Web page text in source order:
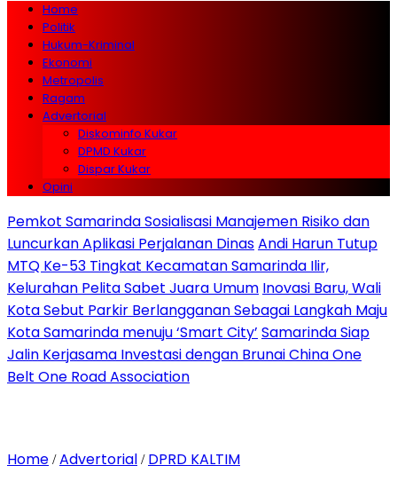
Home
Politik
Hukum-Kriminal
Ekonomi
Metropolis
Ragam
Advertorial
Diskominfo Kukar
DPMD Kukar
Dispar Kukar
Opini
Pemkot Samarinda Sosialisasi Manajemen Risiko dan
Luncurkan Aplikasi Perjalanan DinasAndi Harun Tutup
MTQ Ke-53 Tingkat Kecamatan Samarinda Ilir,
Kelurahan Pelita Sabet Juara Umum Inovasi Baru, Wali
Kota Sebut Parkir Berlangganan Sebagai Langkah Maju
Kota Samarinda menuju ‘Smart City’ Samarinda Siap
Jalin Kerjasama Investasi dengan Brunai China One
Belt One Road Association
Home /Advertorial / DPRD KALTIM